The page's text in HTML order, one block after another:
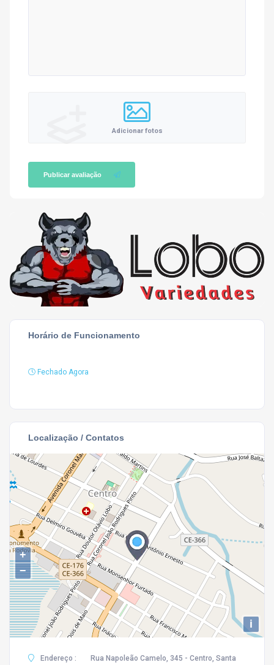
Adicionar fotos
Publicar avaliação
Horário de Funcionamento
Fechado Agora
Localização / Contatos
+
−
i
Endereço :
Rua Napoleão Camelo, 345 - Centro, Santa